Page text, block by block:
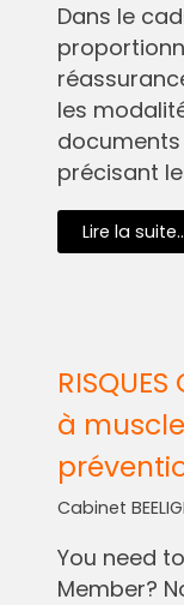
Dans le
les
documents
précisant
Lire la
à
Cabinet
You need
Member?